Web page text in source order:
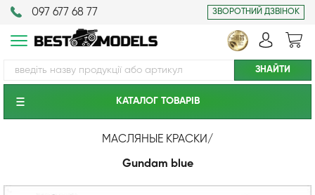
097 677 68 77 ЗВОРОТНИЙ ДЗВІНОК
КАТАЛОГ ТОВАРIВ
МАСЛЯНЫЕ КРАСКИ/
Gundam blue